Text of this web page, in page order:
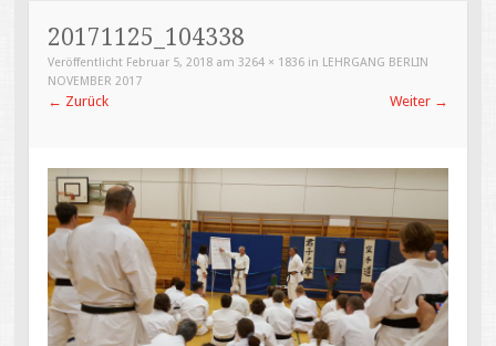
20171125_104338
Veröffentlicht Februar 5, 2018 am3264 × 1836 in LEHRGANG BERLIN
NOVEMBER 2017
← Zurück Weiter →